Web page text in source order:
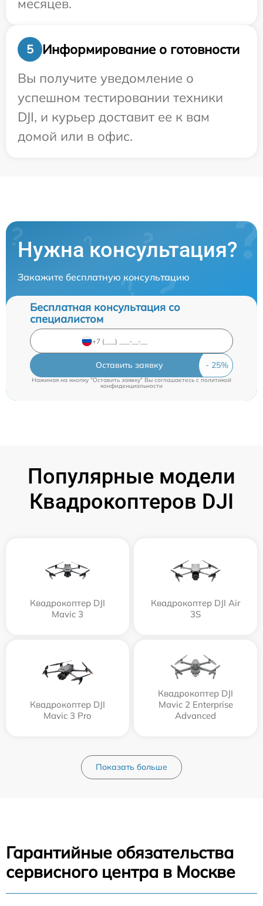
месяцев.
5
Информирование о готовности
Вы получите уведомление о
успешном тестировании техники
DJI, и курьер доставит ее к вам
домой или в офис.
Нужна консультация?
Закажите бесплатную консультацию
Бесплатная консультация со
специалистом
Оставить заявку
Нажимая на кнопку "Оставить заявку" Вы соглашаетесь c политикой
конфиденциальности
Популярные модели
Квадрокоптеров DJI
Квадрокоптер DJI
Mavic 3
Квадрокоптер DJI Air
3S
Квадрокоптер DJI
Mavic 3 Pro
Квадрокоптер DJI
Mavic 2 Enterprise
Advanced
Показать больше
Гарантийные обязательства
сервисного центра в Москве